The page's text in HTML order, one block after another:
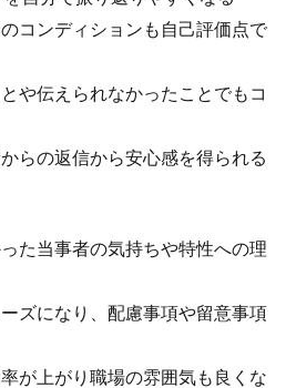
コンディションも自己評価点で
や伝えられなかったことでもコ
らの返信から安心感を得られる
た当事者の気持ちや特性への理
ズになり、配慮事項や留意事項
が上がり職場の雰囲気も良くな